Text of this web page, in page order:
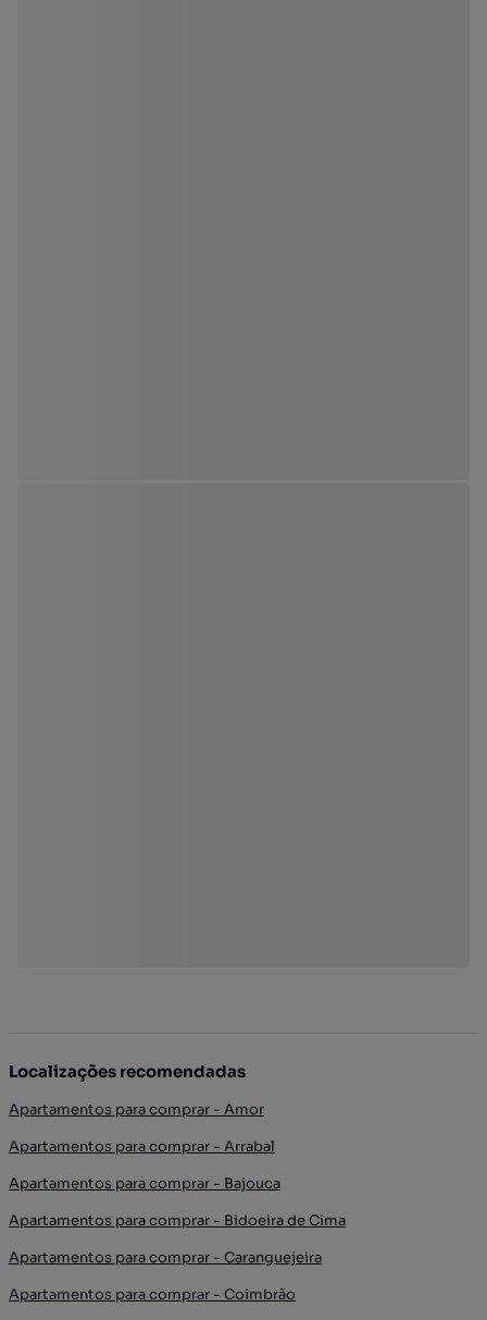
Localizações recomendadas
Apartamentos para comprar - Amor
Apartamentos para comprar - Arrabal
Apartamentos para comprar - Bajouca
Apartamentos para comprar - Bidoeira de Cima
Apartamentos para comprar - Caranguejeira
Apartamentos para comprar - Coimbrão